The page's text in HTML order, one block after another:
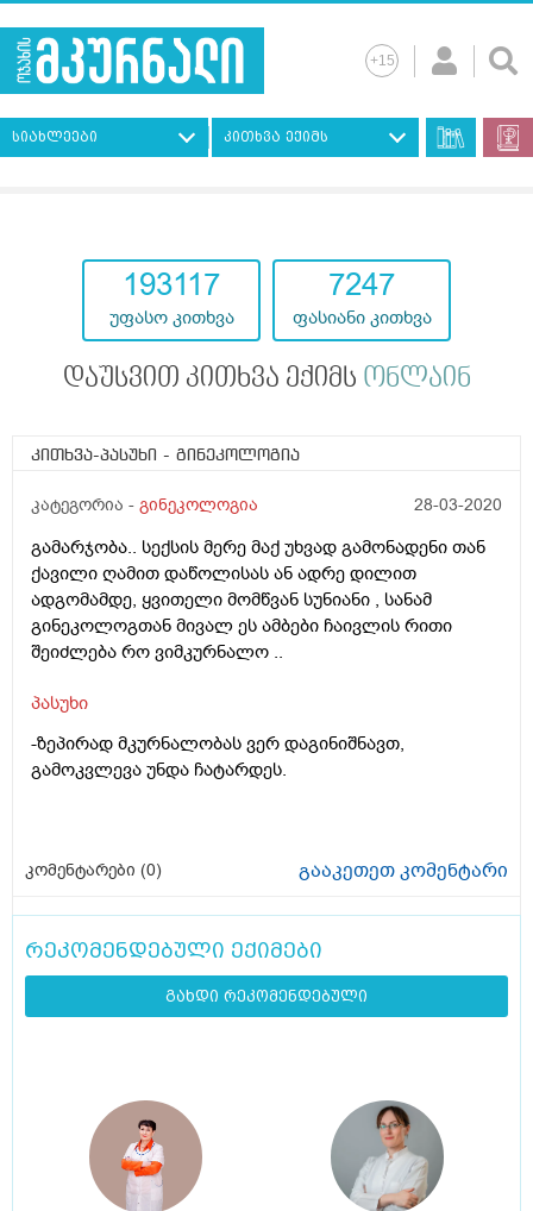
სიახლეები კითხვა ექიმს
193117
უფასო კითხვა
7247
ფასიანი კითხვა
დაუსვით კითხვა ექიმს ონლაინ
კითხვა-პასუხი - გინეკოლოგია
კატეგორია - გინეკოლოგია 28-03-2020
გამარჯობა.. სექსის მერე მაქ უხვად გამონადენი თან
ქავილი ღამით დაწოლისას ან ადრე დილით
ადგომამდე, ყვითელი მომწვან სუნიანი , სანამ
გინეკოლოგთან მივალ ეს ამბები ჩაივლის რითი
შეიძლება რო ვიმკურნალო ..
პასუხი
-ზეპირად მკურნალობას ვერ დაგინიშნავთ,
გამოკვლევა უნდა ჩატარდეს.
კომენტარები (0) გააკეთეთ კომენტარი
რეკომენდებული ექიმები
გახდი რეკომენდებული